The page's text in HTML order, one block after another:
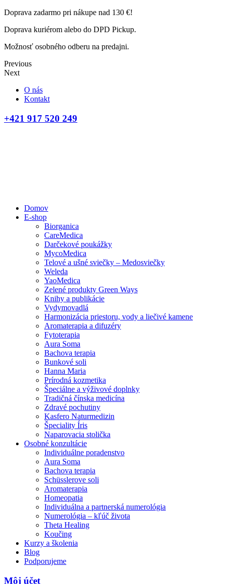
Doprava zadarmo pri nákupe nad 130 €!
Doprava kuriérom alebo do DPD Pickup.
Možnosť osobného odberu na predajni.
Previous
Next
O nás
Kontakt
+421 917 520 249
Domov
E-shop
Biorganica
CareMedica
Darčekové poukážky
MycoMedica
Telové a ušné sviečky – Medosviečky
Weleda
YaoMedica
Zelené produkty Green Ways
Knihy a publikácie
Vydymovadlá
Harmonizácia priestoru, vody a liečivé kamene
Aromaterapia a difuzéry
Fytoterapia
Aura Soma
Bachova terapia
Bunkové soli
Hanna Maria
Prírodná kozmetika
Špeciálne a výživové doplnky
Tradičná čínska medicína
Zdravé pochutiny
Kasfero Naturmedizin
Špeciality Íris
Naparovacia stolička
Osobné konzultácie
Individuálne poradenstvo
Aura Soma
Bachova terapia
Schüsslerove soli
Aromaterapia
Homeopatia
Individuálna a partnerská numerológia
Numerológia – kľúč života
Theta Healing
Koučing
Kurzy a školenia
Blog
Podporujeme
Môj účet